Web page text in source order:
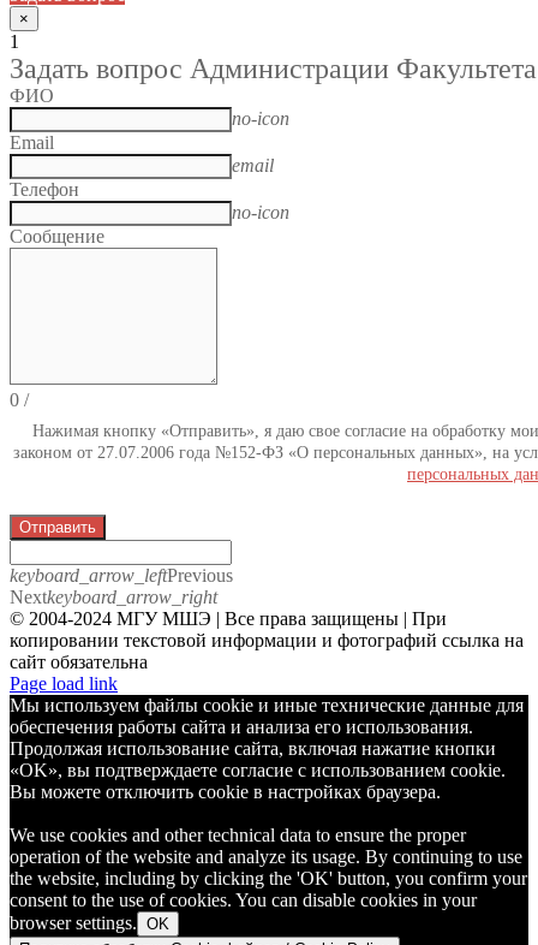
×
1
Задать вопрос Администрации Факультета
ФИО
no-icon
Email
email
Телефон
no-icon
Сообщение
0 /
Нажимая кнопку «Отправить», я даю свое согласие на обработку
законом от 27.07.2006 года №152-ФЗ «О персональных данных», на
персональных
Отправить
keyboard_arrow_leftPrevious
Nextkeyboard_arrow_right
© 2004-2024 МГУ МШЭ | Все права защищены | При
копировании текстовой информации и фотографий ссылка на
сайт обязательна
Telegram
Page load link
Мы используем файлы cookie и иные технические данные для
обеспечения работы сайта и анализа его использования.
Продолжая использование сайта, включая нажатие кнопки
«OK», вы подтверждаете согласие с использованием cookie.
Вы можете отключить cookie в настройках браузера.
We use cookies and other technical data to ensure the proper
operation of the website and analyze its usage. By continuing to use
the website, including by clicking the 'OK' button, you confirm your
consent to the use of cookies. You can disable cookies in your
browser settings. OK